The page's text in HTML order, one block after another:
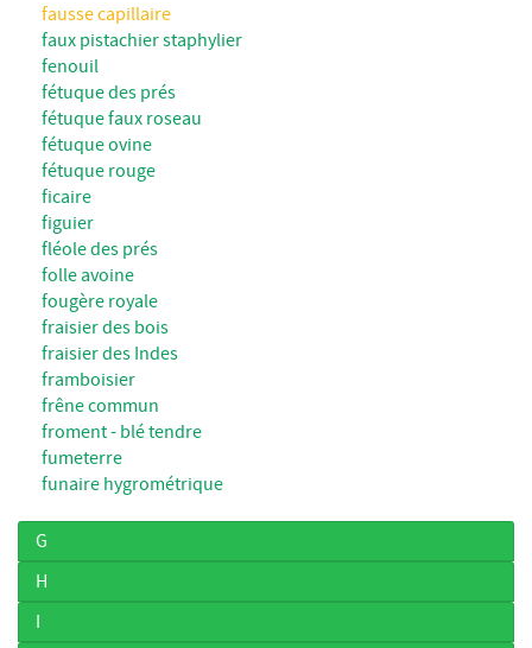
fausse capillaire
faux pistachier staphylier
fenouil
fétuque des prés
fétuque faux roseau
fétuque ovine
fétuque rouge
ficaire
figuier
fléole des prés
folle avoine
fougère royale
fraisier des bois
fraisier des Indes
framboisier
frêne commun
froment - blé tendre
fumeterre
funaire hygrométrique
G
H
I